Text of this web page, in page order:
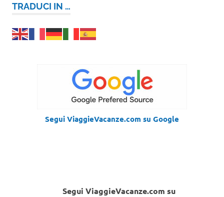
TRADUCI IN …
Segui ViaggieVacanze.com su Google
Segui ViaggieVacanze.com su